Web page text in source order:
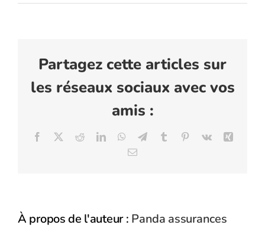
Partagez cette articles sur
les réseaux sociaux avec vos
amis :
Facebook RedditLinkedInWhatsApp
TelegramTumblr Pinterest
Vk
Email
À propos de l'auteur : Panda assurances